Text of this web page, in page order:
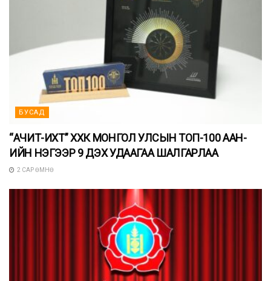
БУСАД
“АЧИТ-ИХТ” ХХК МОНГОЛ УЛСЫН ТОП-100 ААН-
ИЙН НЭГЭЭР 9 ДЭХ УДААГАА ШАЛГАРЛАА
2 САР ӨМНӨ